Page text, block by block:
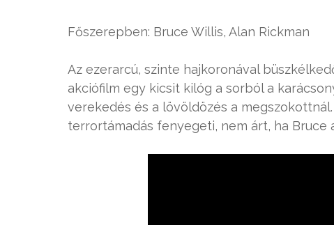
Főszerepben: Bruce Willis, Alan Rickman
Az ezerarcú, szinte hajkoronával
akciófilm egy kicsit kilóg a sorból a
verekedés és a lövöldözés a
terrortámadás fenyegeti, nem árt, ha Bruce